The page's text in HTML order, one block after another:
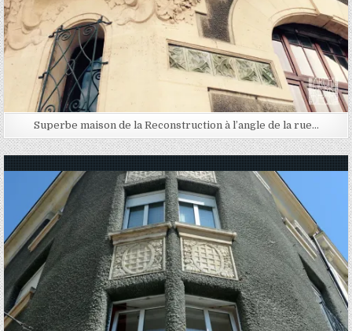
Superbe maison de la Reconstruction à l’angle de la rue…
Posted in